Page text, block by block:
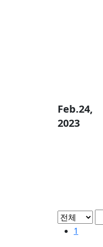
Feb.24,
2023
1